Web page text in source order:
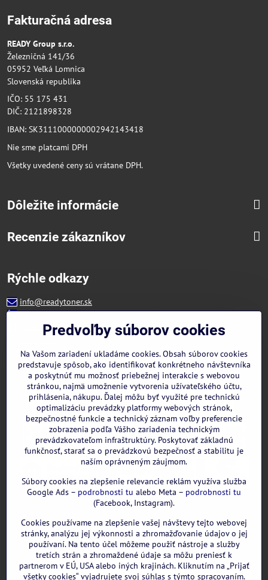
Fakturačná adresa
READY Group s.r.o.
Železničná 141/36
05952 Veľká Lomnica
Slovenská republika
IČO: 55 175 431
DIČ: 2121898328
IBAN: SK3111000000002942143418
Nie sme platcami DPH
Všetky uvedené ceny sú vrátane DPH.
Dôležite informácie
Recenzie zákazníkov
Rýchle odkazy
info@readytoner.sk
+421 944 322 536 (PO-PIA: 09:00- 15:00)
Facebook
WhatsApp
GOOGLE recenzie:
Predvoľby súborov cookies
Na Vašom zariadení ukladáme cookies. Obsah súborov cookies
predstavuje spôsob, ako identifikovať konkrétneho návštevníka
a poskytnúť mu možnosť priebežnej interakcie s webovou
stránkou, najmä umožnenie vytvorenia užívateľského účtu,
prihlásenia, nákupu. Ďalej môžu byť využité pre technickú
optimalizáciu prevádzky platformy webových stránok,
bezpečnostné funkcie a technický záznam voľby preferencie
zobrazenia podľa Vášho zariadenia technickým
prevádzkovateľom infraštruktúry. Poskytovať základnú
funkčnosť, starať sa o prevádzkovú bezpečnosť a stabilitu je
naším oprávneným záujmom.
Súbory cookies na zlepšenie relevancie reklám využíva služba
Google Ads – podrobnosti tu alebo Meta – podrobnosti tu
(Facebook, Instagram).
Cookies používame na zlepšenie vašej návštevy tejto webovej
stránky, analýzu jej výkonnosti a zhromažďovanie údajov o jej
používaní. Na tento účel môžeme použiť nástroje a služby
tretích strán a zhromaždené údaje sa môžu preniesť k
partnerom v EÚ, USA alebo iných krajinách. Kliknutím na „Prijať
všetky cookies“ vyjadrujete svoj súhlas s týmto spracovaním.